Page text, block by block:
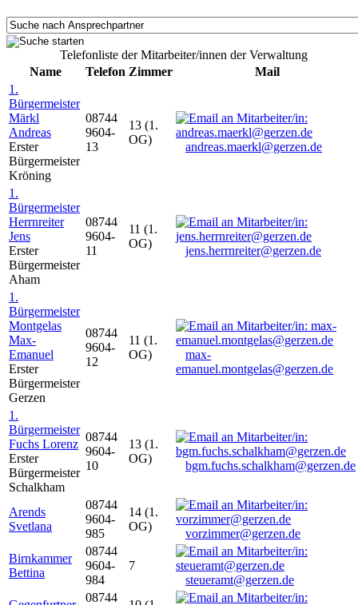
Telefonliste der Mitarbeiter/innen der Verwaltung
Name
Telefon Zimmer
Mail
1.
Bürgermeister
Märkl
Andreas
Erster
Bürgermeister
Kröning
08744
9604-
13
13 (1.
OG)
andreas.maerkl@gerzen.de
1.
Bürgermeister
Herrnreiter
Jens
Erster
Bürgermeister
Aham
08744
9604-
11
11 (1.
OG)
jens.herrnreiter@gerzen.de
1.
Bürgermeister
Montgelas
Max-
Emanuel
Erster
Bürgermeister
Gerzen
08744
9604-
12
11 (1.
OG)
max-
emanuel.montgelas@gerzen.de
1.
Bürgermeister
Fuchs Lorenz
Erster
Bürgermeister
Schalkham
08744
9604-
10
13 (1.
OG)
bgm.fuchs.schalkham@gerzen.de
Arends
Svetlana
08744
9604-
985
14 (1.
OG)
vorzimmer@gerzen.de
Birnkammer
Bettina
08744
9604-
984
7
steueramt@gerzen.de
08744